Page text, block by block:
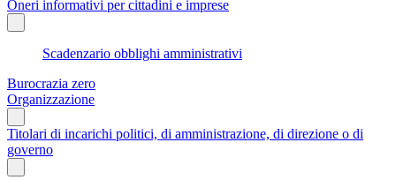
Oneri informativi per cittadini e imprese
Scadenzario obblighi amministrativi
Burocrazia zero
Organizzazione
Titolari di incarichi politici, di amministrazione, di direzione o di
governo